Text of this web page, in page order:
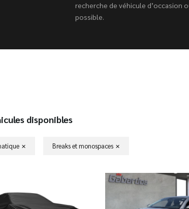
recherche de véhicule d’occasion
possible.
disponibles
Breaks et monospaces